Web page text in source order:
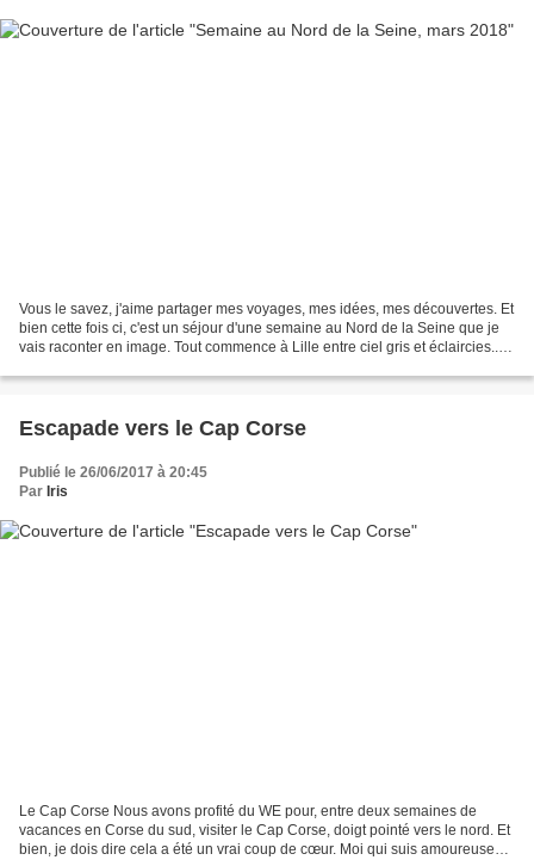
Vous le savez, j'aime partager mes voyages, mes idées, mes découvertes. Et
bien cette fois ci, c'est un séjour d'une semaine au Nord de la Seine que je
vais raconter en image. Tout commence à Lille entre ciel gris et éclaircies...
Escapade vers le Cap Corse
Publié le 26/06/2017 à 20:45
Par Iris
Le Cap Corse Nous avons profité du WE pour, entre deux semaines de
vacances en Corse du sud, visiter le Cap Corse, doigt pointé vers le nord. Et
bien, je dois dire cela a été un vrai coup de cœur. Moi qui suis amoureuse